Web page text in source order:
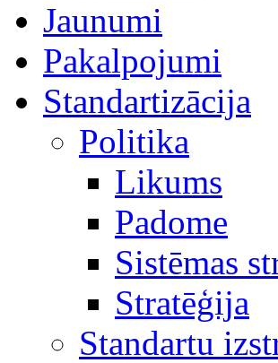
Jaunumi
Pakalpojumi
Standartizācija
Politika
Likums
Padome
Sistēmas
Stratēģija
Standartu